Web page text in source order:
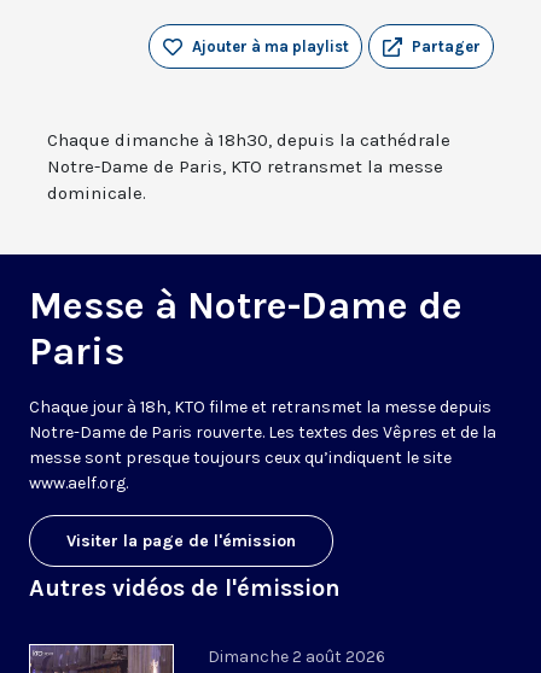
Partager
Ajouter à ma playlist
Chaque dimanche à 18h30, depuis la cathédrale
Notre-Dame de Paris, KTO retransmet la messe
dominicale.
Messe à Notre-Dame de
Paris
Chaque jour à 18h, KTO filme et retransmet la messe depuis
Notre-Dame de Paris rouverte. Les textes des Vêpres et de la
messe sont presque toujours ceux qu’indiquent le site
www.aelf.org.
Visiter la page de l'émission
Autres vidéos de l'émission
Dimanche 2 août 2026